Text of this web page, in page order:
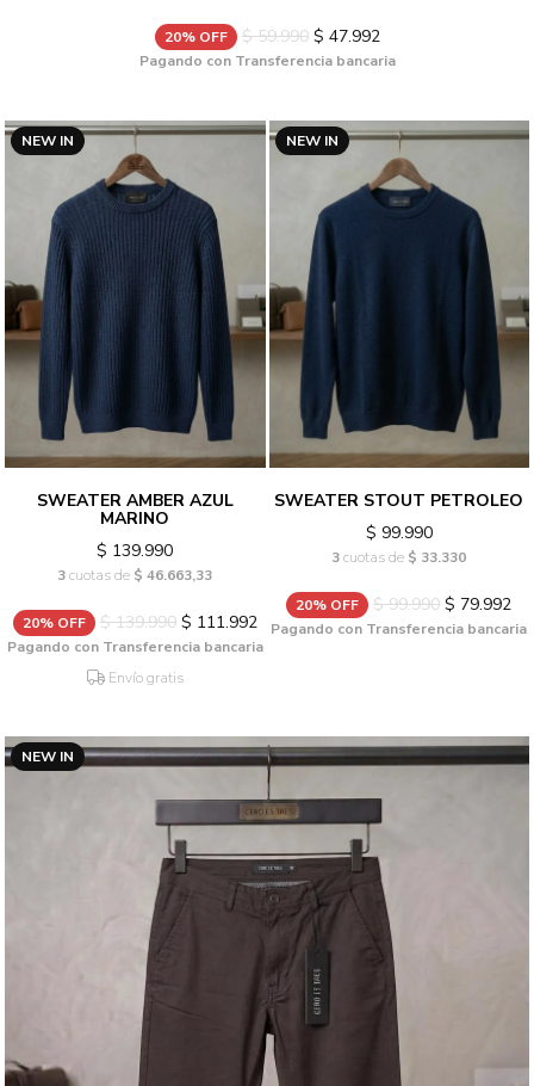
20% OFF $ 59.990$ 47.992
Pagando con Transferencia bancaria
NEW IN
SWEATER AMBER AZUL
MARINO
$ 139.990
3cuotas de $ 46.663,33
20% OFF $ 139.990$ 111.992
Pagando con Transferencia bancaria
Envío gratis
NEW IN
SWEATER STOUT PETROLEO
$ 99.990
3cuotas de $ 33.330
20% OFF $ 99.990 $ 79.992
Pagando con Transferencia bancaria
NEW IN